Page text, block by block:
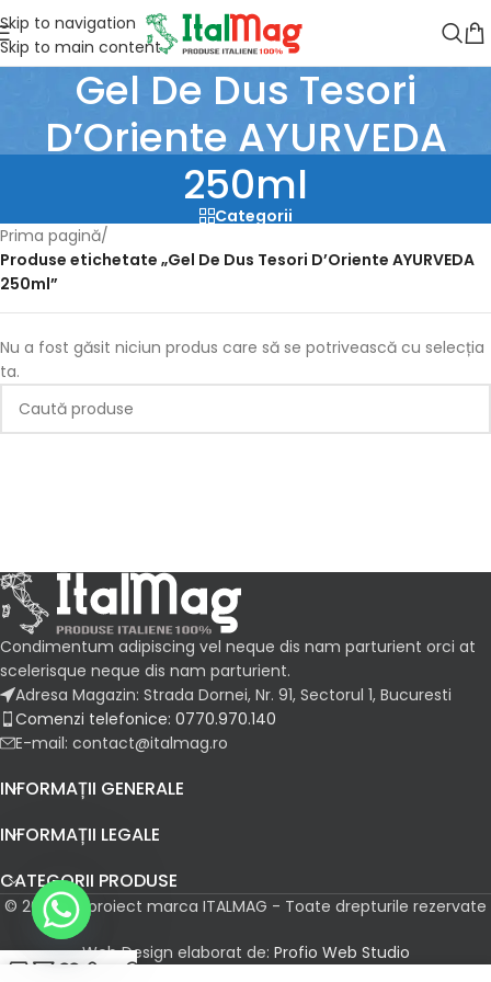
Skip to navigation
Skip to main content
Gel De Dus Tesori
D’Oriente AYURVEDA
250ml
Categorii
Prima pagină/
Produse etichetate „Gel De Dus Tesori D’Oriente AYURVEDA
250ml”
Nu a fost găsit niciun produs care să se potrivească cu selecția
ta.
Condimentum adipiscing vel neque dis nam parturient orci at
scelerisque neque dis nam parturient.
Adresa Magazin: Strada Dornei, Nr. 91, Sectorul 1, Bucuresti
Comenzi telefonice: 0770.970.140
E-mail: contact@italmag.ro
INFORMAȚII GENERALE
INFORMAȚII LEGALE
CATEGORII PRODUSE
© 2026 Un proiect marca ITALMAG - Toate drepturile rezervate
Web Design elaborat de: Profio Web Studio